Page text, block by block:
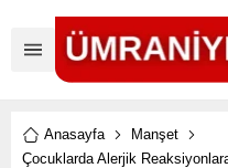
Anasayfa
Manşet
Çocuklarda Alerjik